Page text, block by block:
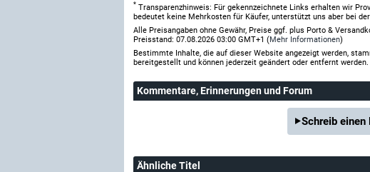
* Transparenzhinweis: Für gekennzeichnete Links erhalten wir
bedeutet keine Mehrkosten für Käufer, unterstützt uns aber bei
Alle Preisangaben ohne Gewähr, Preise ggf. plus Porto &
Preisstand: 07.08.2026 03:00 GMT+1 (Mehr Informationen)
Bestimmte Inhalte, die auf dieser Website angezeigt werden,
bereitgestellt und können jederzeit geändert oder entfernt werden.
Kommentare, Erinnerungen und Forum
Schreib einen
Ähnliche Titel